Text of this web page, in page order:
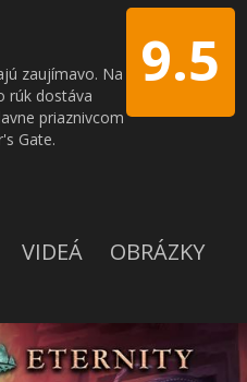
9.5
zaujímavo. Na
rúk dostáva
priaznivcom
Gate.
VIDEÁ OBRÁZKY